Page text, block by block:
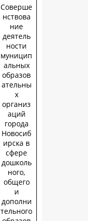
Соверше
нствова
ние
деятель
ности
муницип
альных
образов
ательны
х
организ
аций
города
Новосиб
ирска в
сфере
дошколь
ного,
общего
и
дополни
тельного